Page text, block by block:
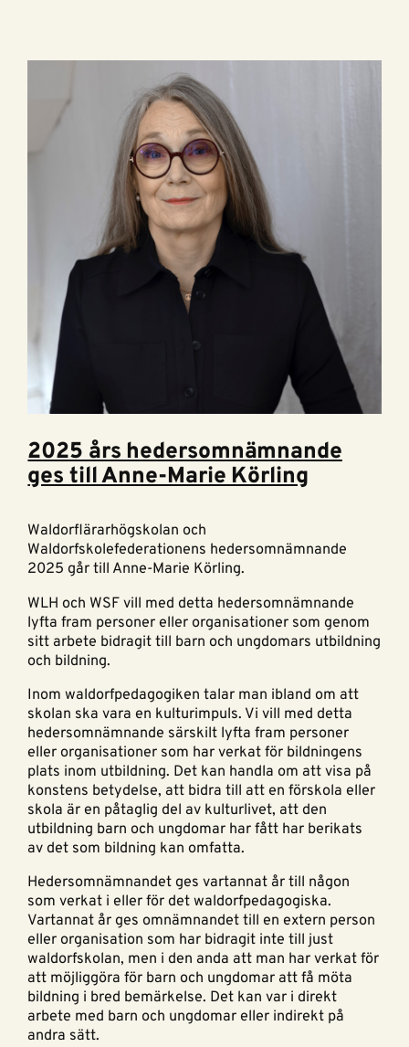
2025 års hedersomnämnande
ges till Anne-Marie Körling
Waldorflärarhögskolan och
Waldorfskolefederationens hedersomnämnande
2025 går till Anne-Marie Körling.
WLH och WSF vill med detta hedersomnämnande
lyfta fram personer eller organisationer som genom
sitt arbete bidragit till barn och ungdomars utbildning
och bildning.
Inom waldorfpedagogiken talar man ibland om att
skolan ska vara en kulturimpuls. Vi vill med detta
hedersomnämnande särskilt lyfta fram personer
eller organisationer som har verkat för bildningens
plats inom utbildning. Det kan handla om att visa på
konstens betydelse, att bidra till att en förskola eller
skola är en påtaglig del av kulturlivet, att den
utbildning barn och ungdomar har fått har berikats
av det som bildning kan omfatta.
Hedersomnämnandet ges vartannat år till någon
som verkat i eller för det waldorfpedagogiska.
Vartannat år ges omnämnandet till en extern person
eller organisation som har bidragit inte till just
waldorfskolan, men i den anda att man har verkat för
att möjliggöra för barn och ungdomar att få möta
bildning i bred bemärkelse. Det kan var i direkt
arbete med barn och ungdomar eller indirekt på
andra sätt.